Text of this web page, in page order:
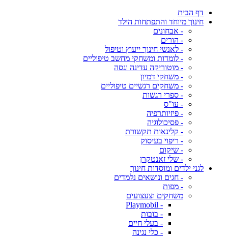
דף הבית
חינוך מיוחד והתפתחות הילד
- אבחונים
- הורים
- לאנשי חינוך ייעוץ וטיפול
- לומדות ומשחקי מחשב טיפוליים
- מוטוריקה עדינה וגסה
- משחקי דמיון
- משחקים רגשיים טיפוליים
- ספרי רגשות
- עו"ס
- פיזיותרפיה
- פסיכולוגיה
- קלינאות תקשורת
- ריפוי בעיסוק
- שיקום
- שלי זאנטקרן
לגני ילדים ומוסדות חינוך
- חגים ונושאים נלמדים
- מפות
משחקים וצעצועים
- Playmobil
- בובות
- בעלי חיים
- כלי נגינה